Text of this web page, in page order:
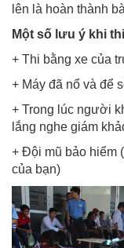
lên là hoàn thành
Một số lưu ý khi
+ Thi bằng xe của
+ Máy đã nổ và để
+ Trong lúc người
lắng nghe giám
+ Đội mũ bảo hiểm
của bạn)